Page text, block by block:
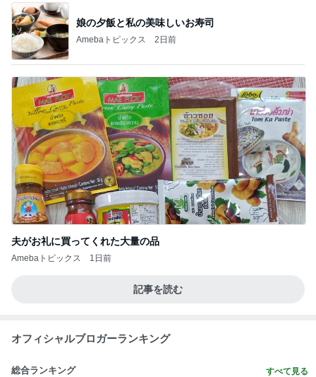
娘の夕飯と私の美味しいお寿司
Amebaトピックス 2日前
夫がお礼に買ってくれた大量の品
Amebaトピックス 1日前
記事を読む
オフィシャルブロガーランキング
総合ランキング すべて見る